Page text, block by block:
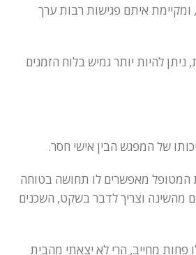
ומקיימת איתם פגישות רבות ערך
להיות יותר גמיש בלוח הזמנים
של המפגש הבין אישי חסר.
המטופל מאפשרים לו תחושה בטוחה
מהשינה וצריך לדבר בשקט, השכנים
פחות מחייב, הרי לא יצאתי מהבית